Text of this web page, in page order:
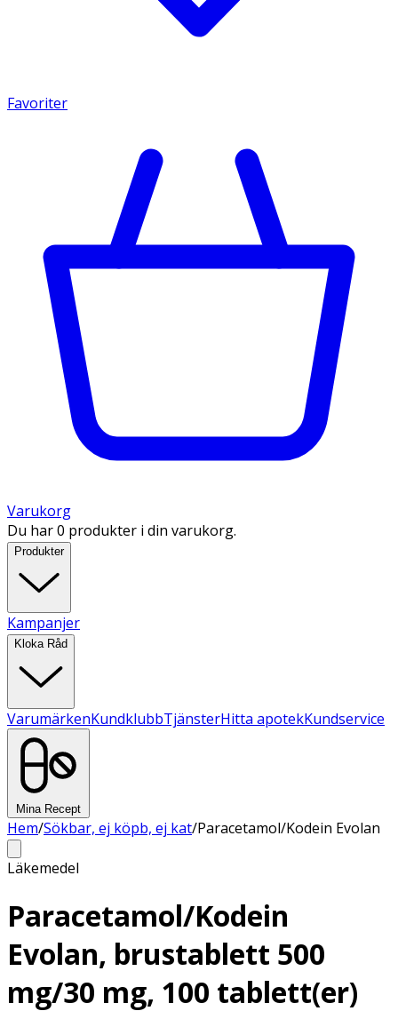
Favoriter
Varukorg
Du har 0 produkter i din varukorg.
Produkter
Kampanjer
Kloka Råd
VarumärkenKundklubbTjänsterHitta apotekKundservice
Mina Recept
Hem/Sökbar, ej köpb, ej kat/Paracetamol/Kodein Evolan
Läkemedel
Paracetamol/Kodein
Evolan, brustablett 500
mg/30 mg, 100 tablett(er)